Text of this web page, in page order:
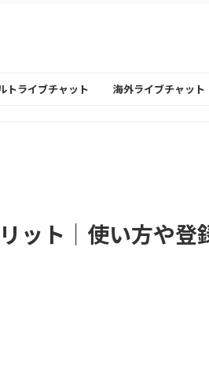
トライブチャット 海外ライブチャット
ット｜使い方や登